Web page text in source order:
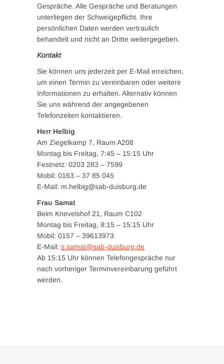
Gespräche. Alle Gespräche und Beratungen
unterliegen der Schweigepflicht. Ihre
persönlichen Daten werden vertraulich
behandelt und nicht an Dritte weitergegeben.
Kontakt
Sie können uns jederzeit per E-Mail erreichen,
um einen Termin zu vereinbaren oder weitere
Informationen zu erhalten. Alternativ können
Sie uns während der angegebenen
Telefonzeiten kontaktieren.
Herr Helbig
Am Ziegelkamp 7, Raum A208
Montag bis Freitag, 7:45 – 15:15 Uhr
Festnetz: 0203 283 – 7599
Mobil: 0163 – 37 85 045
E-Mail: m.helbig@sab-duisburg.de
Frau Samat
Beim Knevelshof 21, Raum C102
Montag bis Freitag, 8:15 – 15:15 Uhr
Mobil: 0157 – 39613973
E-Mail: s.samat@sab-duisburg.de
Ab 15:15 Uhr können Telefongespräche nur
nach vorheriger Terminvereinbarung geführt
werden.